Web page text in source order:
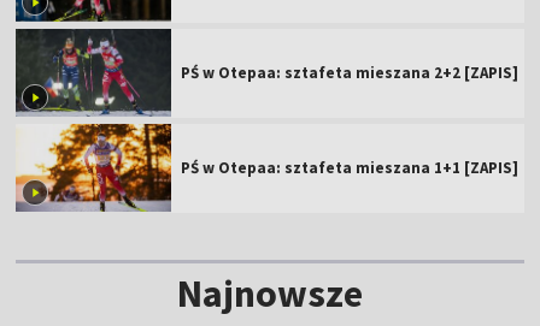
PŚ w Otepaa: sztafeta mieszana 2+2 [ZAPIS]
PŚ w Otepaa: sztafeta mieszana 1+1 [ZAPIS]
Najnowsze